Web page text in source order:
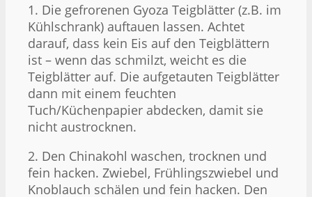
1. Die gefrorenen Gyoza Teigblätter (z.B. im
Kühlschrank) auftauen lassen. Achtet
darauf, dass kein Eis auf den Teigblättern
ist – wenn das schmilzt, weicht es die
Teigblätter auf. Die aufgetauten Teigblätter
dann mit einem feuchten
Tuch/Küchenpapier abdecken, damit sie
nicht austrocknen.
2. Den Chinakohl waschen, trocknen und
fein hacken. Zwiebel, Frühlingszwiebel und
Knoblauch schälen und fein hacken. Den